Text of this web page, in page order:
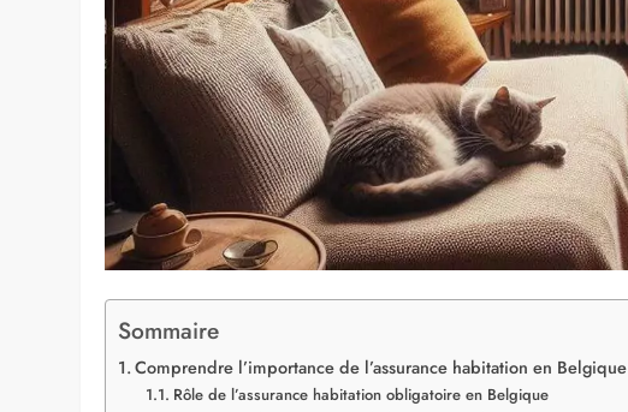
Sommaire
Comprendre l’importance de l’assurance habitation en Belgique
Rôle de l’assurance habitation obligatoire en Belgique